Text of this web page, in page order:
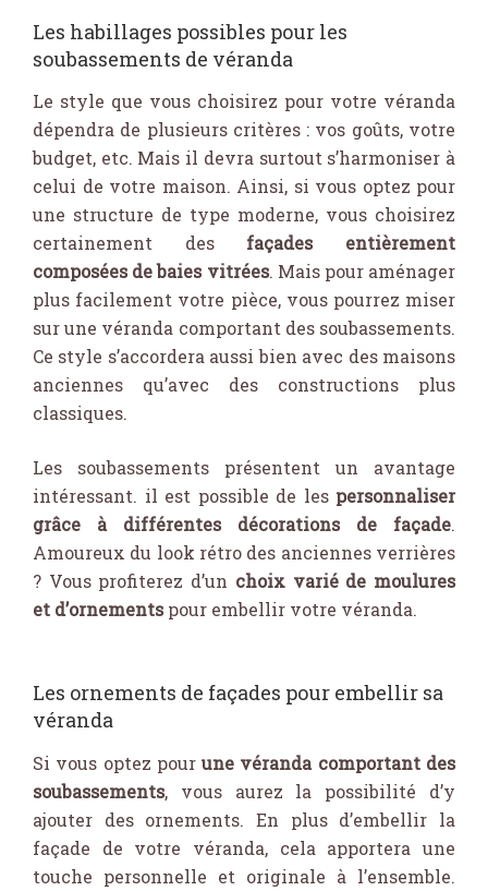
Les habillages possibles pour les
soubassements de véranda
Le style que vous choisirez pour votre véranda
dépendra de plusieurs critères : vos goûts, votre
budget, etc. Mais il devra surtout s’harmoniser à
celui de votre maison. Ainsi, si vous optez pour
une structure de type moderne, vous choisirez
certainement des façades entièrement
composées de baies vitrées. Mais pour aménager
plus facilement votre pièce, vous pourrez miser
sur une véranda comportant des soubassements.
Ce style s’accordera aussi bien avec des maisons
anciennes qu’avec des constructions plus
classiques.
Les soubassements présentent un avantage
intéressant. il est possible de les personnaliser
grâce à différentes décorations de façade.
Amoureux du look rétro des anciennes verrières
? Vous profiterez d’un choix varié de moulures
et d’ornements pour embellir votre véranda.
Les ornements de façades pour embellir sa
véranda
Si vous optez pourune véranda comportant des
soubassements, vous aurez la possibilité d’y
ajouter des ornements. En plus d’embellir la
façade de votre véranda, cela apportera une
touche personnelle et originale à l’ensemble.